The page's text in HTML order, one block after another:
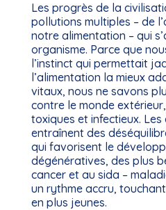
Les progrès de la
pollutions multiples – de
notre alimentation – qui
organisme. Parce que
l’instinct qui permettait
l’alimentation la mieux
vitaux, nous ne savons
contre le monde
toxiques et infectieux.
entraînent des
qui favorisent le
dégénératives, des plus
cancer et au sida –
un rythme accru,
en plus jeunes.